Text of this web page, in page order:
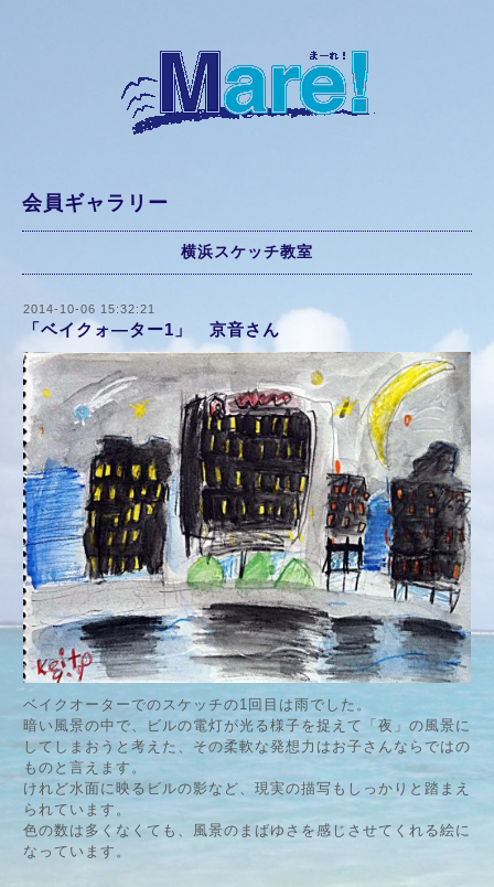
会員ギャラリー
横浜スケッチ教室
2014-10-06 15:32:21
「ベイクォ―ター1」 京音さん
ベイクオーターでのスケッチの1回目は雨でした。
暗い風景の中で、ビルの電灯が光る様子を捉えて「夜」の風景に
してしまおうと考えた、その柔軟な発想力はお子さんならではの
ものと言えます。
けれど水面に映るビルの影など、現実の描写もしっかりと踏まえ
られています。
色の数は多くなくても、風景のまばゆさを感じさせてくれる絵に
なっています。